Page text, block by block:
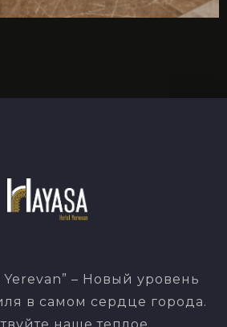
Yerevan” – Новый уровень
в самом сердце города.
наше теплое